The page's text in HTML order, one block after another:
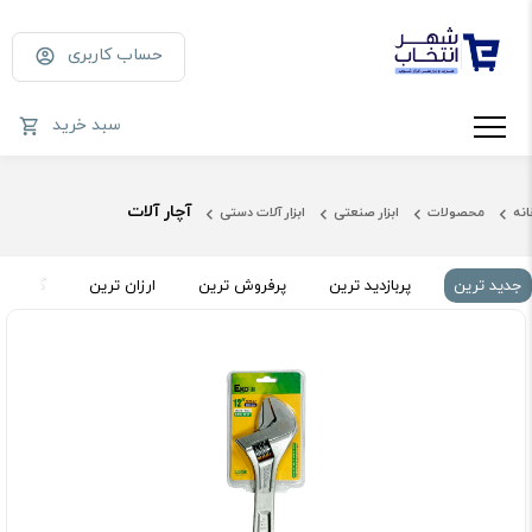
حساب کاربری
سبد خرید
محصولات ابزار صنعتی ابزار آلات دستی آچار آلات
جدید ترین پربازدید ترین پرفروش ترین ارزان ترین گران